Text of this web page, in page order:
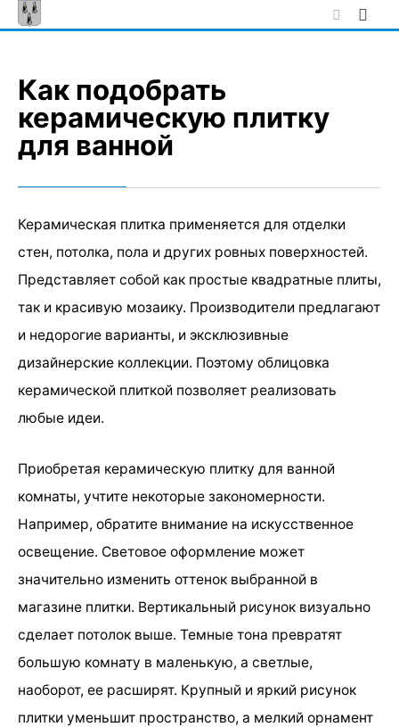
Skip
to
Как подобрать
керамическую плитку
для ванной
Керамическая плитка применяется для отделки
стен, потолка, пола и других ровных поверхностей.
Представляет собой как простые квадратные плиты,
так и красивую мозаику. Производители предлагают
и недорогие варианты, и эксклюзивные
дизайнерские коллекции. Поэтому облицовка
керамической плиткой позволяет реализовать
любые идеи.
Приобретая керамическую плитку для ванной
комнаты, учтите некоторые закономерности.
Например, обратите внимание на искусственное
освещение. Световое оформление может
значительно изменить оттенок выбранной в
магазине плитки. Вертикальный рисунок визуально
сделает потолок выше. Темные тона превратят
большую комнату в маленькую, а светлые,
наоборот, ее расширят. Крупный и яркий рисунок
плитки уменьшит пространство, а мелкий орнамент